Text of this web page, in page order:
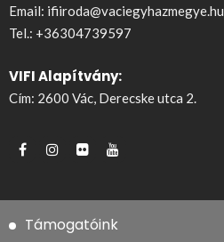
Email: ifiiroda@vaciegyhazmegye.hu
Tel.: +36304739597
VIFI Alapítvány:
Cím: 2600 Vác, Derecske utca 2.
Támogatóink